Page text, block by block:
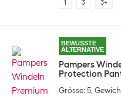
1 3 3+
BEWUSSTE
ALTERNATIVE
Pampers
Protection
Grösse: 5,